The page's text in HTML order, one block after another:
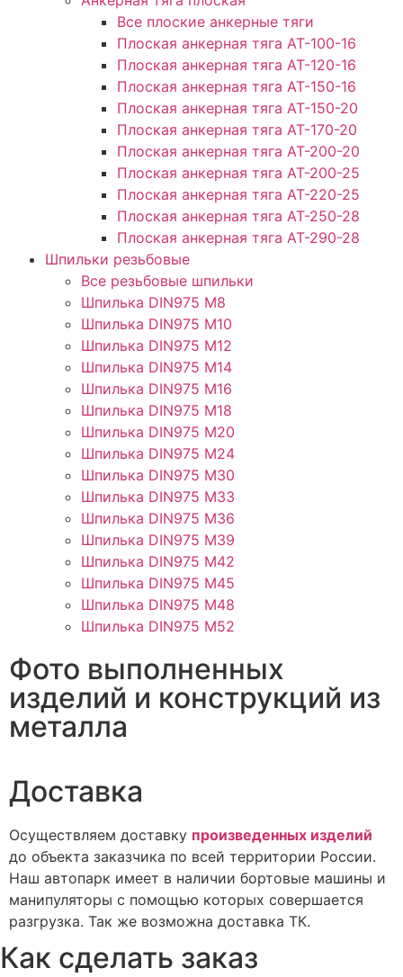
Все плоские анкерные тяги
Плоская анкерная тяга АТ-100-16
Плоская анкерная тяга АТ-120-16
Плоская анкерная тяга АТ-150-16
Плоская анкерная тяга АТ-150-20
Плоская анкерная тяга АТ-170-20
Плоская анкерная тяга АТ-200-20
Плоская анкерная тяга АТ-200-25
Плоская анкерная тяга АТ-220-25
Плоская анкерная тяга АТ-250-28
Плоская анкерная тяга АТ-290-28
Шпильки резьбовые
Все резьбовые шпильки
Шпилька DIN975 М8
Шпилька DIN975 М10
Шпилька DIN975 М12
Шпилька DIN975 М14
Шпилька DIN975 М16
Шпилька DIN975 М18
Шпилька DIN975 М20
Шпилька DIN975 М24
Шпилька DIN975 М30
Шпилька DIN975 М33
Шпилька DIN975 М36
Шпилька DIN975 М39
Шпилька DIN975 М42
Шпилька DIN975 М45
Шпилька DIN975 М48
Шпилька DIN975 М52
Фото выполненных
изделий и конструкций из
металла
Доставка
Осуществляем доставку произведенных изделий
до объекта заказчика по всей территории России.
Наш автопарк имеет в наличии бортовые машины и
манипуляторы с помощью которых совершается
разгрузка. Так же возможна доставка ТК.
Как сделать заказ